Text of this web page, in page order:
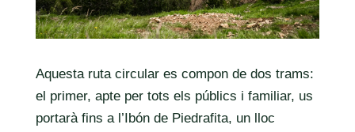
Aquesta ruta circular es compon de dos trams:
el primer, apte per tots els públics i familiar, us
portarà fins a l’Ibón de Piedrafita, un lloc